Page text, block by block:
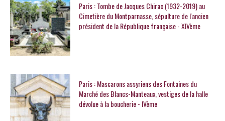
Paris : Tombe de Jacques Chirac (1932-2019) au
Cimetière du Montparnasse, sépulture de l'ancien
président de la République française - XIVème
Paris : Mascarons assyriens des Fontaines du
Marché des Blancs-Manteaux, vestiges de la halle
dévolue à la boucherie - IVème